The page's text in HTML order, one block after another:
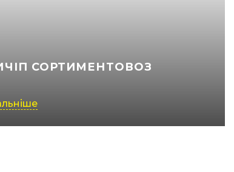
СОРТИМЕНТОВОЗ